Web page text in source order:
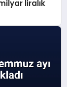
liralık